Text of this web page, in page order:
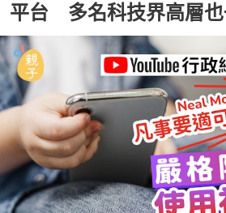
平台 多名科技界高層